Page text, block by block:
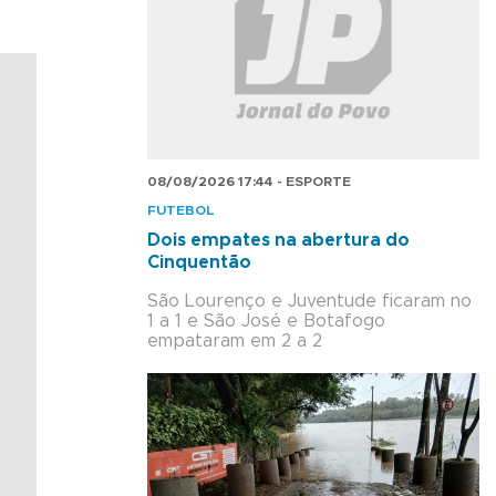
08/08/2026 17:44 - ESPORTE
FUTEBOL
Dois empates na abertura do
Cinquentão
São Lourenço e Juventude ficaram no
1 a 1 e São José e Botafogo
empataram em 2 a 2